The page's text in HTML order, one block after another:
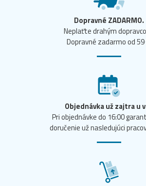
Dopravné ZADARMO.
Neplaťte drahým
Dopravné zadarmo od 59
Objednávka už zajtra u
Pri objednávke do 16:00
doručenie už nasledujúci